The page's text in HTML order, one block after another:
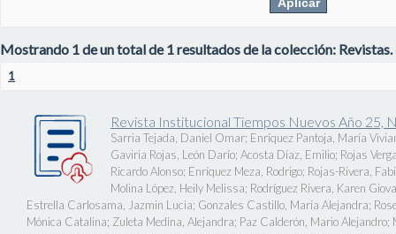
Mostrando 1 de un total de 1 resultados de la colección: Revistas.
1
Revista Institucional Tiempos Nuevos Año 25,
Sarria Tejada, Daniel Omar; Enríquez Pantoja, María
Gaviria Rojas, León Darío; Acosta Díaz, Emilio; Rojas
Ricardo Alonso; Enríquez Meza, Rodrigo; Rojas-Rivera,
Molina López, Heily Melissa; Rodríguez Rivera, Karen
Estrella Carlosama, Jazmin Lucia; Gonzales Castillo, María Alejandra;
Mónica Catalina; Zuleta Medina, Alejandra; Paz Calderón, Mario Alejandro;